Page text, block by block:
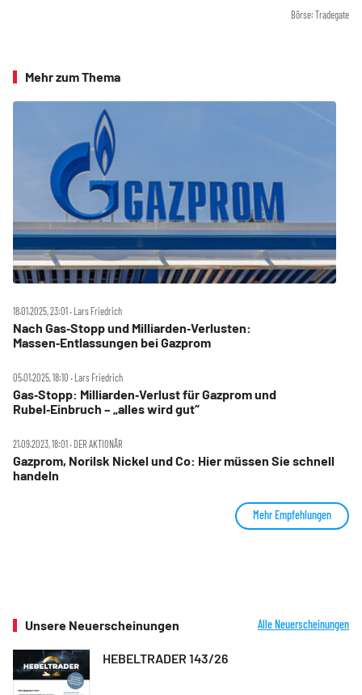
Börse: Tradegate
Mehr zum Thema
18.01.2025, 23:01 ‧ Lars Friedrich
Nach Gas‑Stopp und Milliarden‑Verlusten:
Massen‑Entlassungen bei Gazprom
05.01.2025, 18:10 ‧ Lars Friedrich
Gas‑Stopp: Milliarden‑Verlust für Gazprom und
Rubel‑Einbruch – „alles wird gut“
21.09.2023, 18:01 ‧ DER AKTIONÄR
Gazprom, Norilsk Nickel und Co: Hier müssen Sie schnell
handeln
Mehr Empfehlungen
Unsere Neuerscheinungen Alle Neuerscheinungen
HEBELTRADER 143/26